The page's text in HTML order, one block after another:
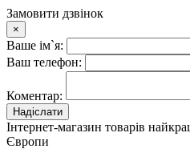
Замовити дзвінок
×
Ваше ім`я:
Ваш телефон:
Коментар:
Надіслати
Інтернет-магазин товарів
Європи